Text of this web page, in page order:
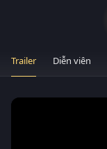
Trailer Diễn viên